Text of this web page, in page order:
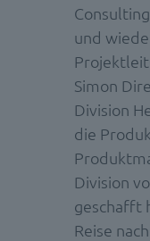
und
Simon
Division
die
Division
geschafft
Reise